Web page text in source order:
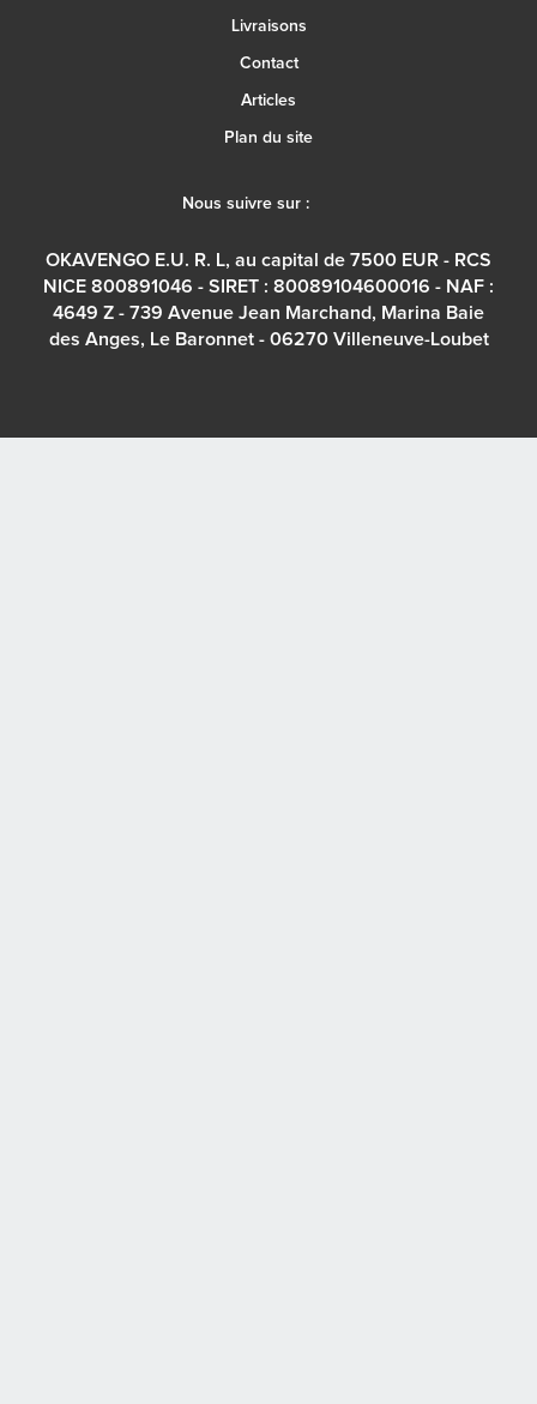
Livraisons
Contact
Articles
Plan du site
Nous suivre sur :
OKAVENGO E.U. R. L, au capital de 7500 EUR - RCS
NICE 800891046 - SIRET : 80089104600016 - NAF :
4649 Z - 739 Avenue Jean Marchand, Marina Baie
des Anges, Le Baronnet - 06270 Villeneuve-Loubet